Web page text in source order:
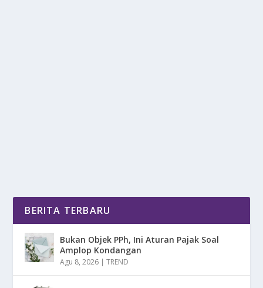
BERITA TERBARU
Bukan Objek PPh, Ini Aturan Pajak Soal
Amplop Kondangan
Agu 8, 2026 |TREND